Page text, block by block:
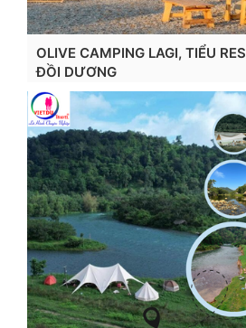
OLIVE CAMPING LAGI, TIỂU
ĐỒI DƯƠNG